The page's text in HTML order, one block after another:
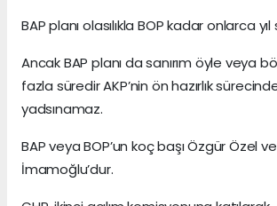
BAP planı olasılıkla BOP kadar onlarca
Ancak BAP planı da sanırım öyle veya
fazla süredir AKP’nin ön hazırlık
yadsınamaz.
BAP veya BOP’un koç başı Özgür Özel
İmamoğlu’dur.